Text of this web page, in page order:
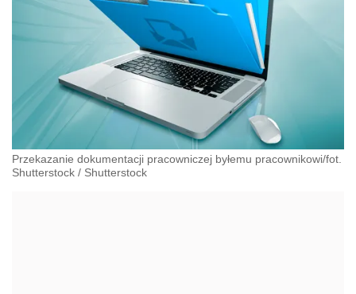
Przekazanie dokumentacji pracowniczej byłemu pracownikowi/fot.
Shutterstock / Shutterstock